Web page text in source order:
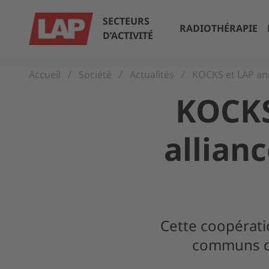
SECTEURS
D’ACTIVITÉ
RADIOTHÉRAPIE
Accueil Société Actualités KOCKS et LAP
Cette
communs